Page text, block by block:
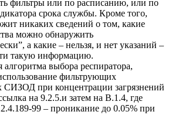
фильтры или по расписанию, или по
срока службы. Кроме того,
никаких сведений о том, какие
можно обнаружить
а какие – нельзя, и нет указаний –
такую информацию.
алгоритма выбора респиратора,
фильтрующих
СИЗОД при концентрации загрязнений
на 9.2.5.и затем на В.1.4, где
99 – проникание до 0.05% при